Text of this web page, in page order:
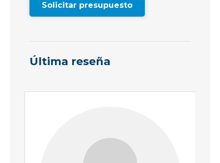
Solicitar presupuesto
Última reseña